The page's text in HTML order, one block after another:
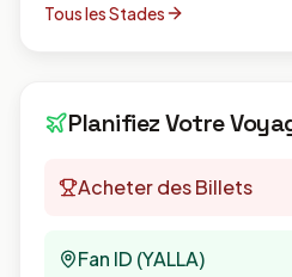
Tous les Stades
Planifiez Votre
Acheter des Billets
Fan ID (YALLA)